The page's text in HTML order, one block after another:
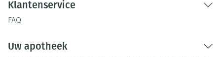
Klantenservice
FAQ
Uw apotheek